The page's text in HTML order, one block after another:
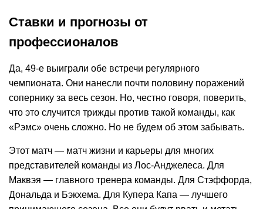
Ставки и прогнозы от
профессионалов
Да, 49-е выиграли обе встречи регулярного
чемпионата. Они нанесли почти половину поражений
сопернику за весь сезон. Но, честно говоря, поверить,
что это случится трижды против такой команды, как
«Рэмс» очень сложно. Но не будем об этом забывать.
Этот матч — матч жизни и карьеры для многих
представителей команды из Лос-Анджелеса. Для
Маквэя — главного тренера команды. Для Стэффорда,
Дональда и Бэкхема. Для Купера Капа — лучшего